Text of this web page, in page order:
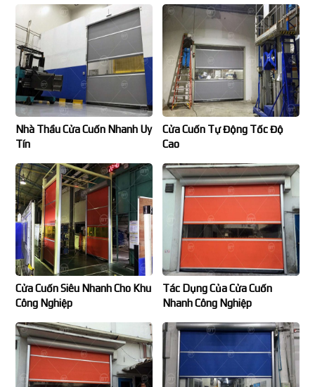
Nhà Thầu Cửa Cuốn Nhanh Uy
Tín
Cửa Cuốn Tự Động Tốc Độ
Cao
Cửa Cuốn Siêu Nhanh Cho Khu
Công Nghiệp
Tác Dụng Của Cửa Cuốn
Nhanh Công Nghiệp